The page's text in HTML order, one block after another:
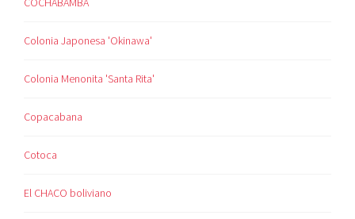
Colonia Japonesa 'Okinawa'
Colonia Menonita 'Santa Rita'
Copacabana
Cotoca
El CHACO boliviano